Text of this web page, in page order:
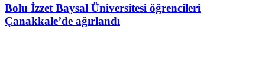
Bolu İzzet Baysal Üniversitesi öğrencileri
Çanakkale’de ağırlandı